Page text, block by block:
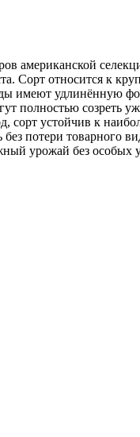
американской
Сорт относится к
имеют удлинённую
созреть
сорт устойчив к
потери товарного
урожай без особых